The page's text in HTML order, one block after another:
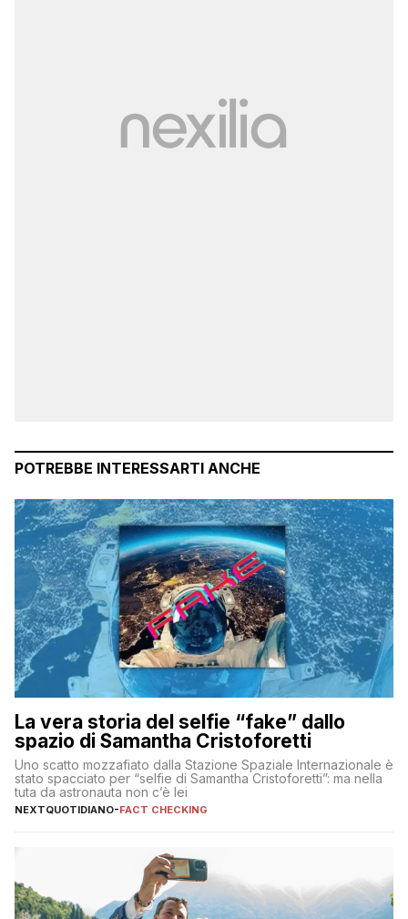
POTREBBE INTERESSARTI ANCHE
La vera storia del selfie “fake” dallo
spazio di Samantha Cristoforetti
Uno scatto mozzafiato dalla Stazione Spaziale Internazionale è
stato spacciato per “selfie di Samantha Cristoforetti”: ma nella
tuta da astronauta non c’è lei
NEXTQUOTIDIANO-FACT CHECKING